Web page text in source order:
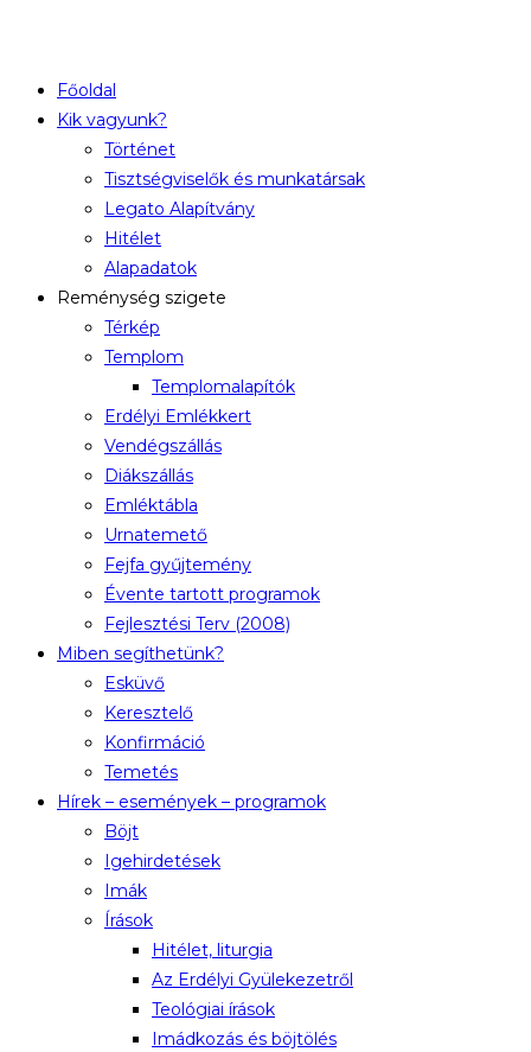
Főoldal
Kik vagyunk?
Történet
Tisztségviselők és munkatársak
Legato Alapítvány
Hitélet
Alapadatok
Reménység szigete
Térkép
Templom
Templomalapítók
Erdélyi Emlékkert
Vendégszállás
Diákszállás
Emléktábla
Urnatemető
Fejfa gyűjtemény
Évente tartott programok
Fejlesztési Terv (2008)
Miben segíthetünk?
Esküvő
Keresztelő
Konfirmáció
Temetés
Hírek – események – programok
Böjt
Igehirdetések
Imák
Írások
Hitélet, liturgia
Az Erdélyi Gyülekezetről
Teológiai írások
Imádkozás és böjtölés